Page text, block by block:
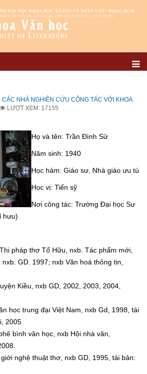
CÁC NHÀ NGHIÊN CỨU CỘNG TÁC VỚI KHOA
LƯỢT XEM: 17155
Họ và tên: Trần Đình Sử
Năm sinh: 1940
Học hàm: Giáo sư, Nhà giáo ưu tú
Học vị: Tiến sỹ
Nơi công tác: Trường Đại học Sư
hưu)
thơ Tố Hữu, nxb. Tác phẩm mới,
GD. 1997; nxb Văn hoá thông tin,
nxb GD, 2002, 2003, 2004,
đại Việt Nam, nxb Gd, 1998, tái
2005
văn học, nxb Hội nhà văn,
thuật thơ, nxb GD, 1995, tái bản: